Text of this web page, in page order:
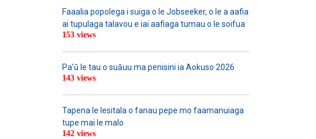
Faaalia popolega i suiga o le Jobseeker, o le a aafia
ai tupulaga talavou e iai aafiaga tumau o le soifua
153 views
Pa’ū le tau o suāuu ma penisini ia Aokuso 2026
143 views
Tapena le lesitala o fanau pepe mo faamanuiaga
tupe mai le malo
142 views